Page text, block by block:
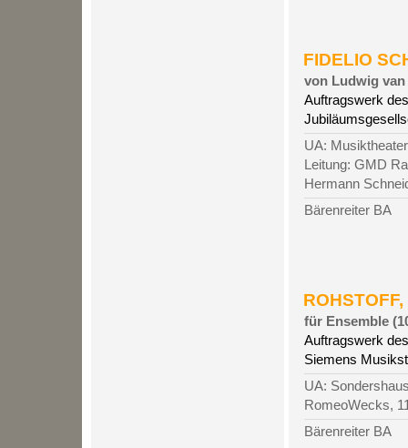
FIDELIO
von Ludwig
Auftragswerk
UA:
Leitung: GMD
Hermann
Bärenreiter BA
für Ensemble
Auftragswerk
Siemens
UA:
RomeoWecks,
Bärenreiter BA